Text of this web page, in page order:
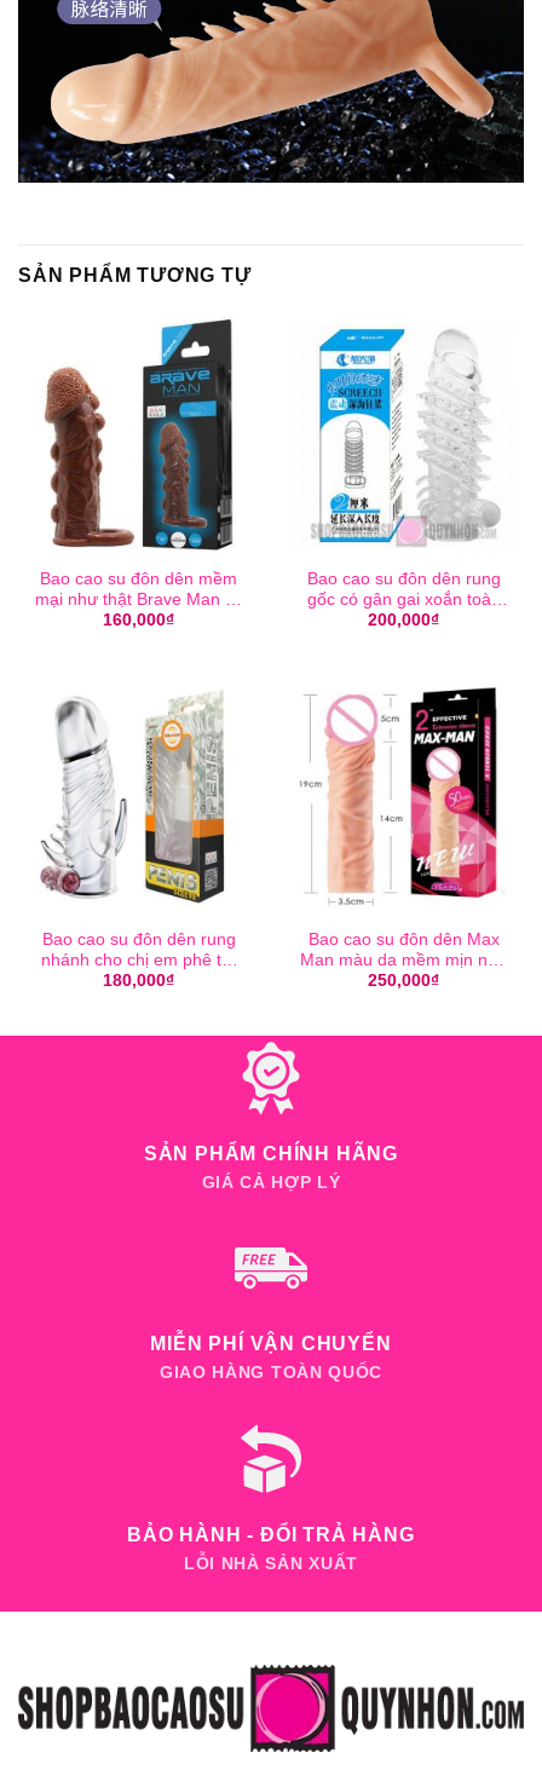
SẢN PHẨM TƯƠNG TỰ
Bao cao su đôn dên mềm
mại như thật Brave Man có
quai đeo
160,000₫
Bao cao su đôn dên rung
gốc có gân gai xoắn toàn
thân
200,000₫
Bao cao su đôn dên rung
nhánh cho chị em phê tột
đỉnh
180,000₫
Bao cao su đôn dên Max
Man màu da mềm mịn như
thật
250,000₫
SẢN PHẨM CHÍNH HÃNG
GIÁ CẢ HỢP LÝ
MIỄN PHÍ VẬN CHUYỂN
GIAO HÀNG TOÀN QUỐC
BẢO HÀNH - ĐỔI TRẢ HÀNG
LỖI NHÀ SẢN XUẤT